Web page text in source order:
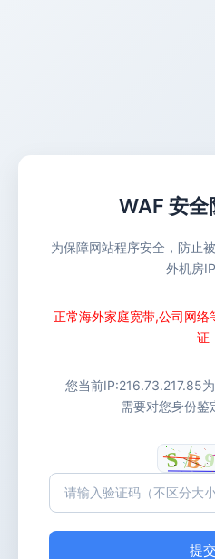
WAF 安全
为保障网站程序安全，防止
外机房
正常海外家庭宽带,公司网
证
您当前IP:216.73.217.85为
需要对您身份鉴
提交